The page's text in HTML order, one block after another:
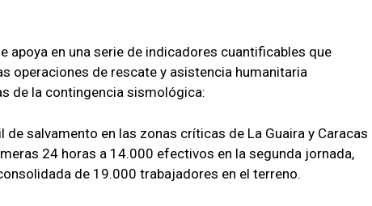
apoya en una serie de indicadores cuantificables que
operaciones de rescate y asistencia humanitaria
de la contingencia sismológica:
salvamento en las zonas críticas de La Guaira y Caracas
24 horas a 14.000 efectivos en la segunda jornada,
de 19.000 trabajadores en el terreno.